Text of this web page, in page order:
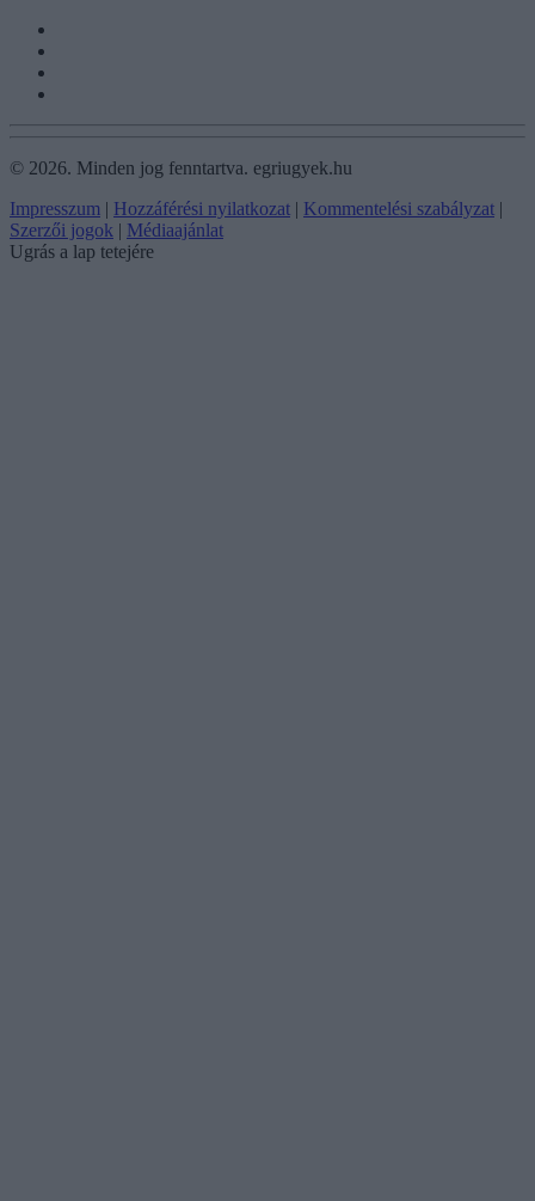
© 2026. Minden jog fenntartva. egriugyek.hu
Impresszum | Hozzáférési nyilatkozat | Kommentelési szabályzat |
Szerzői jogok | Médiaajánlat
Ugrás a lap tetejére